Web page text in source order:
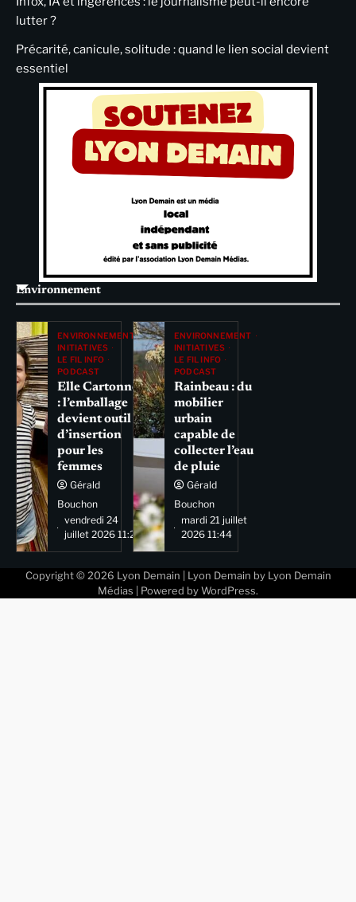
lutter ?
Précarité, canicule, solitude : quand le lien social devient
essentiel
Environnement
ENVIRONNEMENT
INITIATIVES
LE FIL INFO
PODCAST
Elle Cartonne
: l’emballage
devient outil
d’insertion
pour les
femmes
Gérald
Bouchon
vendredi 24
juillet 2026 11:29
ENVIRONNEMENT
INITIATIVES
LE FIL INFO
PODCAST
Rainbeau : du
mobilier
urbain
capable de
collecter l’eau
de pluie
Gérald
Bouchon
mardi 21 juillet
2026 11:44
Copyright © 2026 Lyon Demain | Lyon Demain by Lyon Demain
Médias | Powered by WordPress.